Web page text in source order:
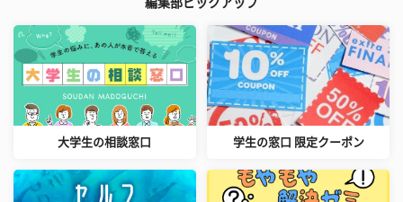
編集部ピックアップ
大学生の相談窓口 学生の窓口 限定クーポン